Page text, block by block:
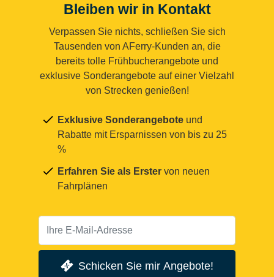
Bleiben wir in Kontakt
Verpassen Sie nichts, schließen Sie sich
Tausenden von AFerry-Kunden an, die
bereits tolle Frühbucherangebote und
exklusive Sonderangebote auf einer Vielzahl
von Strecken genießen!
Exklusive Sonderangebote und
Rabatte mit Ersparnissen von bis zu 25
%
Erfahren Sie als Erster von neuen
Fahrplänen
Schicken Sie mir Angebote!